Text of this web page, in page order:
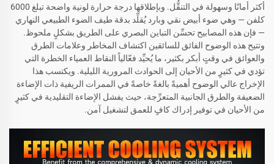
أكثر أمانًا وسهولة في التنقُّل. وبإطلاقها درجة حرارة لونية واضحة تبلغ 6000
كلفن — وهي ضوء أبيض نقي وبارد يُقلِّد بدقة طيف الضوء الطبيعي النهاري
— فإن هذه المصابيح تحسِّن التباين البصري على الطريق بشكلٍ ملحوظ.
وتتيح هذه الوضوح الفائق للسائقين اكتشاف المخاطر وعلامات الطرق
والعوائق في وقتٍ أبكر بكثير، ما يُحيِّد فعّالياً النقاط العمياء الخطرة التي
تؤدي في كثيرٍ من الأحيان إلى الحوادث المرورية الليلية. ويكتسب هذا
الإخراج عالي الوضوح أهميةً بالغةً خاصةً في الممرات الريفية ذات الإضاءة
الضعيفة والطرق الجانبية المتعرِّجة، حيث يفشل الإضاءة التقليدية في كثيرٍ
من الأحيان في توفير إدراك كافٍ للعمق لتشغيل آمن.